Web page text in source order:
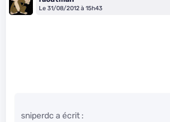
Le 31/08/2012 à 15h43
sniperdc a écrit :